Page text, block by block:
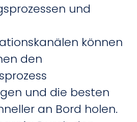
und
können
den
und die besten
an Bord holen.